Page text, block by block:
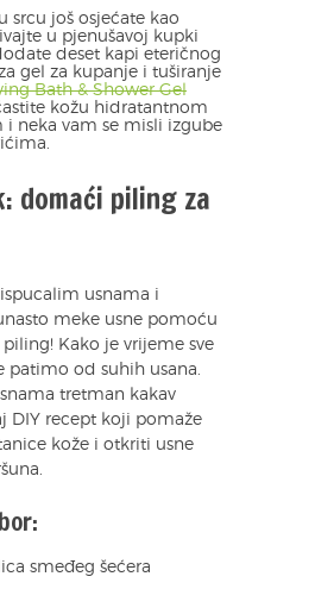
srcu još osjećate kao
u pjenušavoj kupki
deset kapi eteričnog
gel za kupanje i tuširanje
Bath & Shower Gel
kožu hidratantnom
i neka vam se misli izgube
domaći piling za
usnama i
meke usne pomoću
Kako je vrijeme sve
patimo od suhih usana.
tretman kakav
DIY recept koji pomaže
kože i otkriti usne
smeđeg šećera